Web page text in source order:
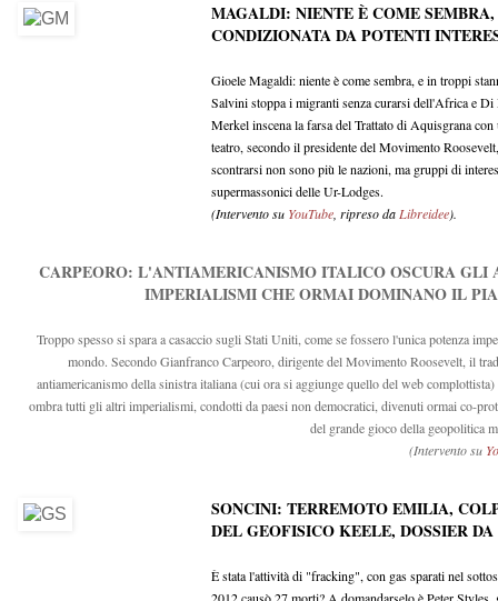
MAGALDI: NIENTE È COME
CONDIZIONATA DA POTENTI
Gioele Magaldi: niente è come sembra, e in troppi
Salvini stoppa i migranti senza curarsi dell'Africa e
Merkel inscena la farsa del Trattato di Aquisgrana
teatro, secondo il presidente del Movimento
scontrarsi non sono più le nazioni, ma gruppi di
supermassonici delle Ur-Lodges.
(Intervento su YouTube , ripreso da Libreidee).
CARPEORO: L'ANTIAMERICANISMO ITALICO OSCURA GLI
IMPERIALISMI CHE ORMAI DOMINANO IL
Troppo spesso si spara a casaccio sugli Stati Uniti, come se fossero l'unica potenza
mondo. Secondo Gianfranco Carpeoro, dirigente del Movimento Roosevelt, il
antiamericanismo della sinistra italiana (cui ora si aggiunge quello del web complottista)
ombra tutti gli altri imperialismi, condotti da paesi non democratici, divenuti ormai co-
del grande gioco della geopolitica
(Intervento su
SONCINI: TERREMOTO EMILIA,
DEL GEOFISICO KEELE, DOSSIER
È stata l'attività di "fracking", con gas sparati nel